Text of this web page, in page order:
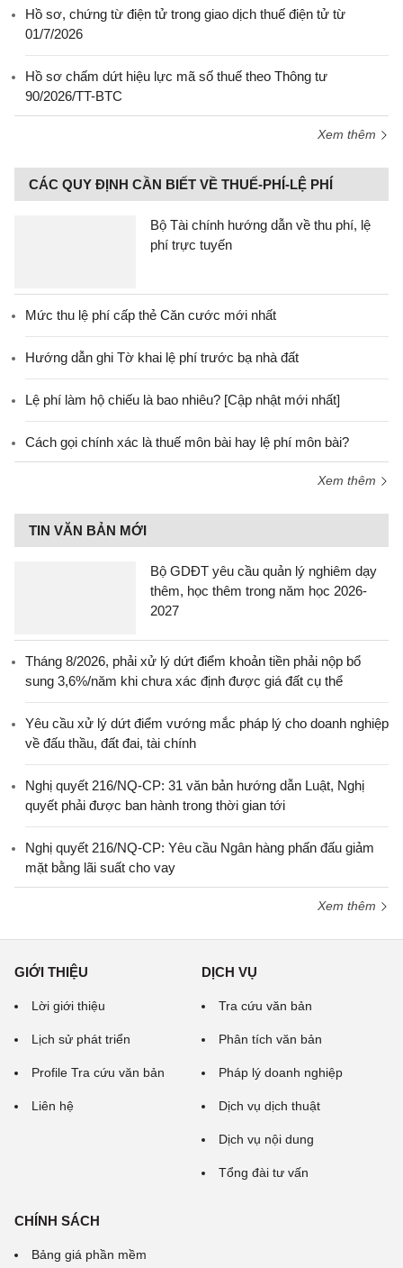
Hồ sơ, chứng từ điện tử trong giao dịch thuế điện tử từ
01/7/2026
Hồ sơ chấm dứt hiệu lực mã số thuế theo Thông tư
90/2026/TT-BTC
Xem thêm
CÁC QUY ĐỊNH CẦN BIẾT VỀ THUẾ-PHÍ-LỆ PHÍ
Bộ Tài chính hướng dẫn về thu phí, lệ
phí trực tuyến
Mức thu lệ phí cấp thẻ Căn cước mới nhất
Hướng dẫn ghi Tờ khai lệ phí trước bạ nhà đất
Lệ phí làm hộ chiếu là bao nhiêu? [Cập nhật mới nhất]
Cách gọi chính xác là thuế môn bài hay lệ phí môn bài?
Xem thêm
TIN VĂN BẢN MỚI
Bộ GDĐT yêu cầu quản lý nghiêm dạy
thêm, học thêm trong năm học 2026-
2027
Tháng 8/2026, phải xử lý dứt điểm khoản tiền phải nộp bổ
sung 3,6%/năm khi chưa xác định được giá đất cụ thể
Yêu cầu xử lý dứt điểm vướng mắc pháp lý cho doanh nghiệp
về đấu thầu, đất đai, tài chính
Nghị quyết 216/NQ-CP: 31 văn bản hướng dẫn Luật, Nghị
quyết phải được ban hành trong thời gian tới
Nghị quyết 216/NQ-CP: Yêu cầu Ngân hàng phấn đấu giảm
mặt bằng lãi suất cho vay
Xem thêm
GIỚI THIỆU
Lời giới thiệu
Lịch sử phát triển
Profile Tra cứu văn bản
Liên hệ
DỊCH VỤ
Tra cứu văn bản
Phân tích văn bản
Pháp lý doanh nghiệp
Dịch vụ dịch thuật
Dịch vụ nội dung
Tổng đài tư vấn
CHÍNH SÁCH
Bảng giá phần mềm